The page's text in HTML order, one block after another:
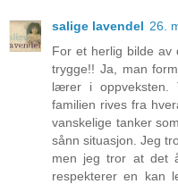
salige lavendel 26.
For et herlig bilde av
trygge!! Ja, man
lærer i oppveksten.
familien rives fra
vanskelige tanker
sånn situasjon. Jeg
men jeg tror at det
respekterer en kan